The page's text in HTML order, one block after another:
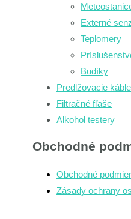
Externé
Teplomery
Budíky
Predlžovacie káble
Filtračné fľaše
Alkohol testery
Obchodné
Obchodné
Zásady ochrany